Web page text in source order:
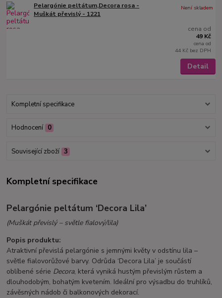
Pelargónie peltátum,Decora rosa -
Muškát převislý - 1221
cena od
49 Kč
cena od
44 Kč bez DPH
Není skladem
Detail
Kompletní specifikace
Hodnocení 0
Související zboží 3
Kompletní specifikace
Pelargónie peltátum ‘Decora Lila’
(Muškát převislý – světle fialový/lila)
Popis produktu:
Atraktivní převislá pelargónie s jemnými květy v odstínu lila –
světle fialovorůžové barvy. Odrůda ‘Decora Lila’ je součástí
oblíbené série Decora, která vyniká hustým převislým růstem a
dlouhodobým, bohatým kvetením. Ideální pro výsadbu do truhlíků,
závěsných nádob či balkonových dekorací.